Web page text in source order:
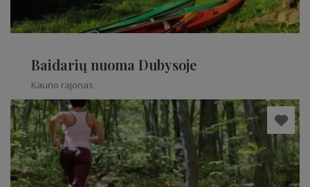
Baidarių nuoma Dubysoje
Kauno rajonas